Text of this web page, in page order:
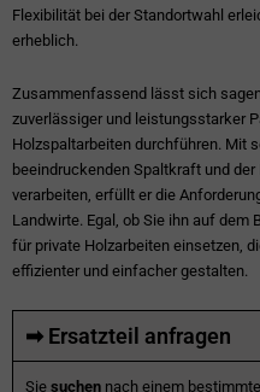
Flexibilität bei der Standortwahl
erheblich.
Zusammenfassend lässt sich
zuverlässiger und leistungsstarker
Holzspaltarbeiten durchführen. Mit
beeindruckenden Spaltkraft und
verarbeiten, erfüllt er die
Landwirte. Egal, ob Sie ihn auf
für private Holzarbeiten einsetzen,
effizienter und einfacher gestalten.
➡ Ersatzteil anfragen
Sie suchen nach einem